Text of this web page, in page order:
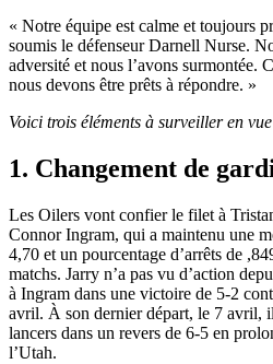
« Notre équipe est calme et toujours
soumis le défenseur Darnell Nurse.
adversité et nous l’avons surmontée.
nous devons être prêts à répondre. »
Voici trois éléments à surveiller en
1. Changement de
Les Oilers vont confier le filet à
Connor Ingram, qui a maintenu une
4,70 et un pourcentage d’arrêts de
matchs. Jarry n’a pas vu d’action
à Ingram dans une victoire de 5-2
avril. À son dernier départ, le 7 avril,
lancers dans un revers de 6-5 en
l’Utah.